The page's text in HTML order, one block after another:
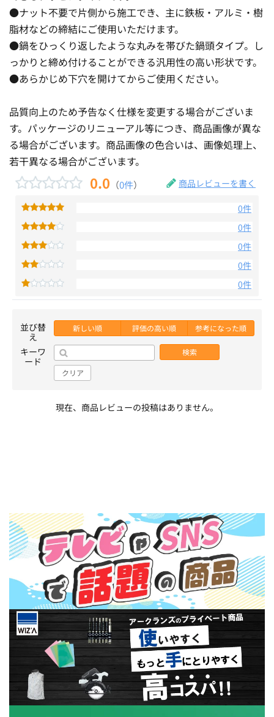
●ナット不要で片側から施工でき、主に鉄板・アルミ・樹
脂材などの締結にご使用いただけます。
●鍋をひっくり返したような丸みを帯びた鍋頭タイプ。し
っかりと締め付けることができる汎用性の高い形状です。
●あらかじめ下穴を開けてからご使用ください。
品質向上のため予告なく仕様を変更する場合がございま
す。パッケージのリニューアル等につき、商品画像が異な
る場合がございます。商品画像の色合いは、画像処理上、
若干異なる場合がございます。
0.0 （0件） 商品レビューを書く
0件
0件
0件
0件
0件
並び替
え
新しい順 評価の高い順 参考になった順
キーワ
ード
検索
クリア
現在、商品レビューの投稿はありません。